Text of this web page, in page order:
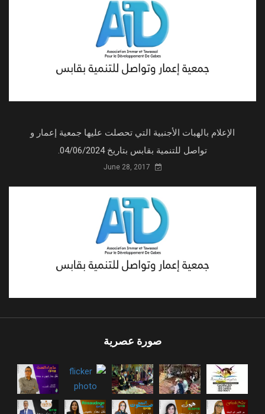
الإعلام بالهبات الأجنبية التي تحصلت عليها جمعية إعمار و
تواصل للتنمية بقابس بتاريخ 04/06/2024.
صورة عصرية